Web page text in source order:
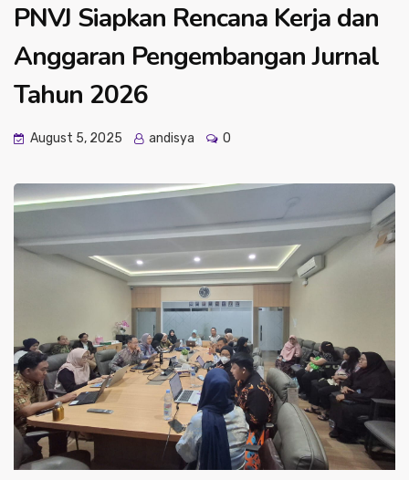
PNVJ Siapkan Rencana Kerja dan
Anggaran Pengembangan Jurnal
Tahun 2026
August 5, 2025 andisya 0